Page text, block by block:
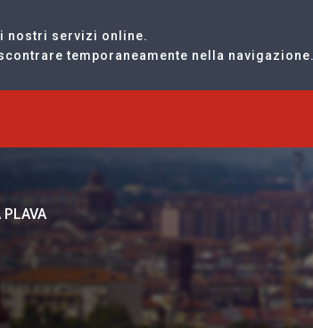
nostri servizi online.
temporaneamente nella navigazione.
PLAVA